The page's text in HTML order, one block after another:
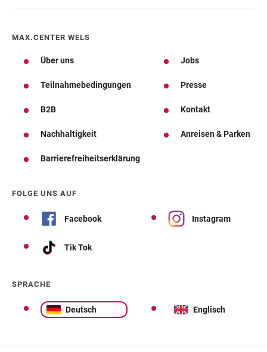
MAX.CENTER WELS
Über uns Jobs
Teilnahmebedingungen Presse
B2B Kontakt
Nachhaltigkeit Anreisen & Parken
Barrierefreiheitserklärung
FOLGE UNS AUF
Facebook Instagram
Tik Tok
SPRACHE
Deutsch Englisch